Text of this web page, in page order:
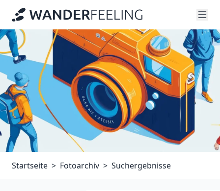
Startseite Fotoarchiv Suchergebnisse